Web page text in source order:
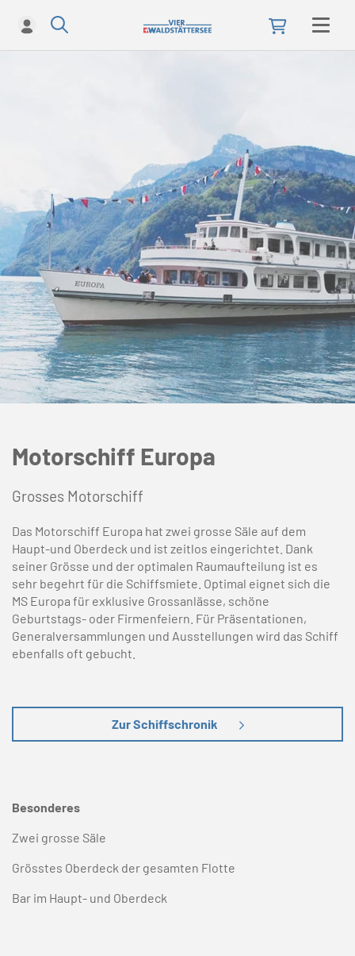
Motorschiff Europa
Grosses Motorschiff
Das Motorschiff Europa hat zwei grosse Säle auf dem
Haupt-und Oberdeck und ist zeitlos eingerichtet. Dank
seiner Grösse und der optimalen Raumaufteilung ist es
sehr begehrt für die Schiffsmiete. Optimal eignet sich die
MS Europa für exklusive Grossanlässe, schöne
Geburtstags- oder Firmenfeiern. Für Präsentationen,
Generalversammlungen und Ausstellungen wird das Schiff
ebenfalls oft gebucht.
Zur Schiffschronik
Besonderes
Zwei grosse Säle
Grösstes Oberdeck der gesamten Flotte
Bar im Haupt- und Oberdeck